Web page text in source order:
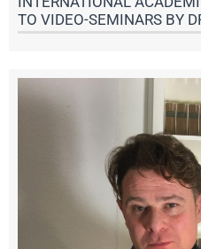
TO VIDEO-SEMINARS BY